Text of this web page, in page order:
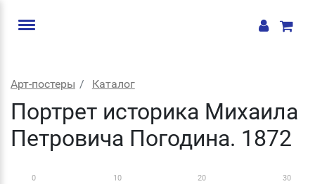
Арт-постеры Каталог
Портрет историка Михаила
Петровича Погодина. 1872
0 10 30
20